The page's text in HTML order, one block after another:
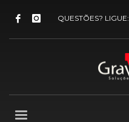
QUESTÕES? LIGUE: